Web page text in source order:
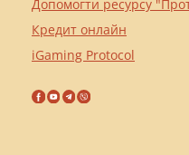
Допомогти ресурсу
Кредит онлайн
iGaming Protocol